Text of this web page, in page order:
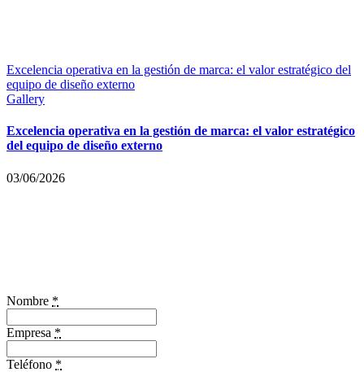
Excelencia operativa en la gestión de marca: el valor estratégico del
equipo de diseño externo
Gallery
Excelencia operativa en la gestión de marca: el valor estratégico
del equipo de diseño externo
03/06/2026
Nombre *
Empresa *
Teléfono *